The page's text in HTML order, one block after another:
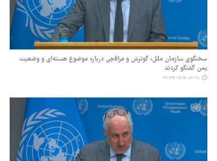
سخنگوی سازمان ملل: گوترش و عراقچی درباره موضوع هسته‌ای و وضعیت
یمن گفتگو کردند
۱۴۰۴-۰۶-۲۰ ۲۲:۳۴